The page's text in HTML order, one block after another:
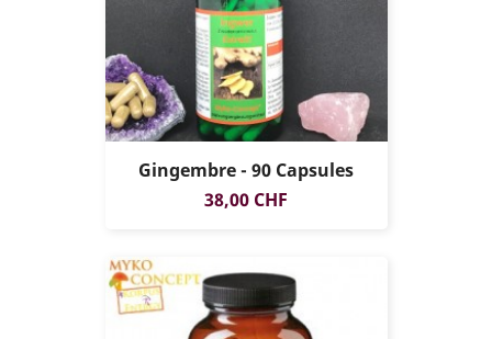
Gingembre - 90 Capsules
Prix
38,00 CHF